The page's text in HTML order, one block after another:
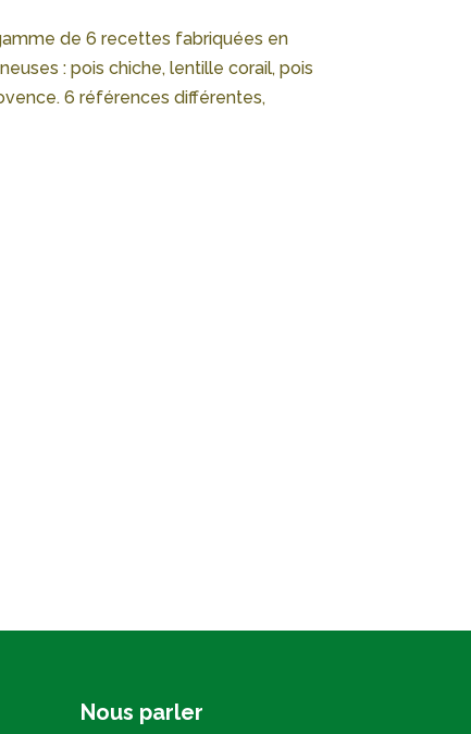
de 6 recettes fabriquées en
: pois chiche, lentille corail, pois
6 références différentes,
Nous parler